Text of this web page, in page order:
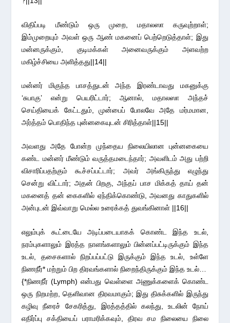
விதிப்படி மீண்டும் ஒரு முறை, மதாலஸா கருவுற்றாள்;
இம்முறையும் அவள் ஒரு ஆண் மகனைப் பெற்றெடுத்தாள்; இது
மன்னருக்கும், குடிமக்கள் அனைவருக்கும் அளவற்ற
மகிழ்ச்சியை அளித்தது||14||
மன்னர் மிகுந்த பாசத்துடன் அந்த இரண்டாவது மகனுக்கு
‘சுபாகு’ என்று பெயரிட்டார்; ஆனால், மதாலஸா அந்தச்
செய்தியைக் கேட்டதும், முன்பைப் போலவே அதே மர்மமான,
அர்த்தம் பொதிந்த புன்னகையுடன் சிரித்தாள்||15||
அவளது அதே போன்ற முந்தைய நிலையிலான புன்னகையை
கண்ட மன்னர் மீண்டும் வருத்தமடைந்தார்; அவளிடம் அது பற்றி
விசாரிப்பதற்கும் கூச்சப்பட்டார்; அவர் அங்கிருந்து எழுந்து
சென்று விட்டார்; அதன் பிறகு, அந்தப் பாச மிக்கத் தாய் தன்
மகனைத் தன் கைகளில் ஏந்திக்கொண்டு, அவனது காதுகளில்
அன்புடன் இவ்வாறு மெல்ல உரைக்கத் துவங்கினாள் ||16||
எலும்புக் கூட்டையே அடிப்படையாகக் கொண்ட இந்த உடல்,
நரம்புகளாலும் இரத்த நாளங்களாலும் பின்னப்பட்டிருக்கும் இந்த
உடல், தசைகளால் நிறப்பப்பட்டு இருக்கும் இந்த உடல், உள்ளே
நிணநீர்* மற்றும் பிற திரவங்களால் நிறைந்திருக்கும் இந்த உடல்…
{*நிணநீர் (Lymph) என்பது வெள்ளை அணுக்களைக் கொண்ட
ஒரு நிறமற்ற, தெளிவான திரவமாகும்; இது திசுக்களில் இருந்து
கழிவு நீரைச் சேகரித்து, இரத்தத்தில் கலந்து, உடலின் நோய்
எதிர்ப்பு சக்தியைப் பராமரிக்கவும், திரவ சம நிலையை நிலை